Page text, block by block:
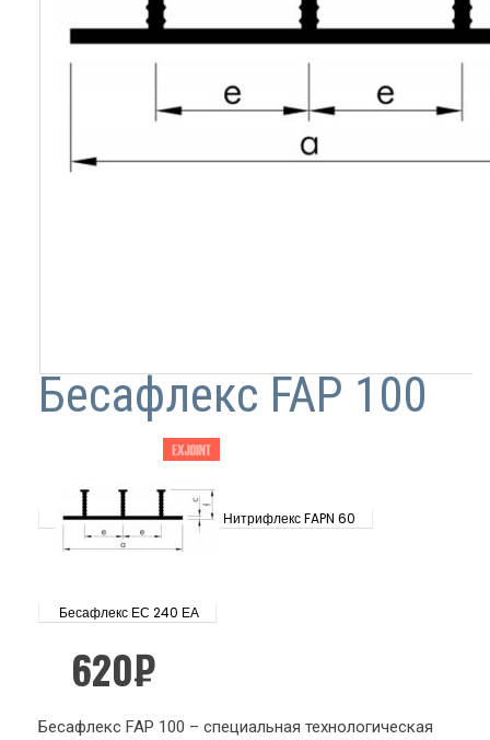
Бесафлекс FAP 100
Нитрифлекс FAPN 60
Бесафлекс ЕС 240 ЕА
620₽
Бесафлекс FAP 100 – специальная технологическая